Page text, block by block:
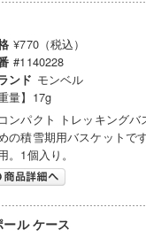
¥770（税込）
#1140228
ンド モンベル
重量】17g
コンパクト トレッキング
の積雪期用バスケットで
。1個入り。
ル ケース